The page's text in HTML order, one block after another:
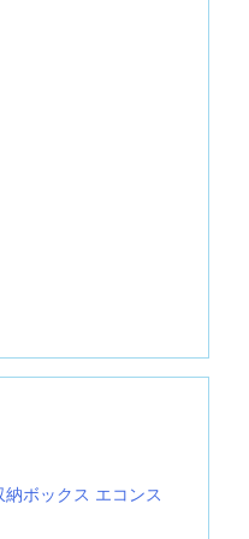
ボックス エコンス